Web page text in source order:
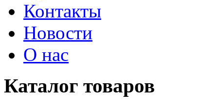
Контакты
Новости
О нас
Каталог товаров